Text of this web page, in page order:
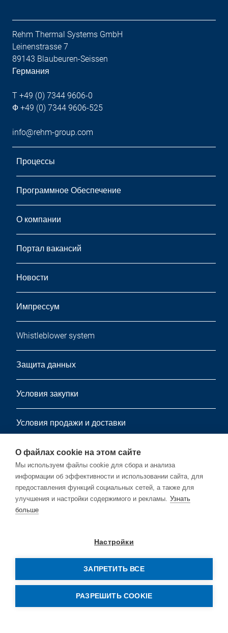
Rehm Thermal Systems GmbH
Leinenstrasse 7
89143 Blaubeuren-Seissen
Германия
T +49 (0) 7344 9606-0
Ф +49 (0) 7344 9606-525
info@rehm-group.com
Процессы
Программное Обеспечение
О компании
Портал вакансий
Новости
Импрессум
Whistleblower system
Защита данных
Условия закупки
Условия продажи и доставки
информационный листок
Подпишитесь на нашу бесплатную рассылку.
© Copyright by Rehm Thermal Systems GmbH
О файлах cookie на этом сайте
Мы используем файлы cookie для сбора и анализа
информации об эффективности и использовании сайта, для
предоставления функций социальных сетей, а также для
улучшения и настройки содержимого и рекламы. Узнать
больше
Настройки
ЗАПРЕТИТЬ ВСЕ
РАЗРЕШИТЬ COOKIE